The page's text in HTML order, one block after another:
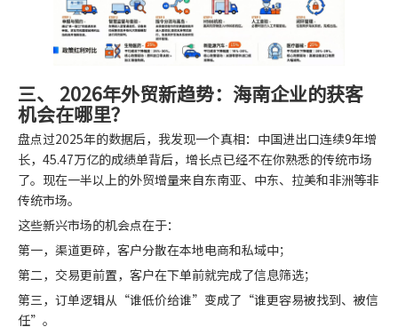
三、 2026年外贸新趋势：海南企业的获客
机会在哪里？
盘点过2025年的数据后，我发现一个真相：中国进出口连续9年增
长，45.47万亿的成绩单背后，增长点已经不在你熟悉的传统市场
了。现在一半以上的外贸增量来自东南亚、中东、拉美和非洲等非
传统市场。
这些新兴市场的机会点在于：
第一，渠道更碎，客户分散在本地电商和私域中；
第二，交易更前置，客户在下单前就完成了信息筛选；
第三，订单逻辑从“谁低价给谁”变成了“谁更容易被找到、被信
任”。